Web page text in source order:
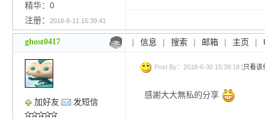
精华：0
注册：
2018-6-11 15:39:41
ghost0417 | 信息 | 搜索 | 邮箱 | 主页 |
加好友 发短信
Post By：2018-6-30 15:39:18 [只看该
感謝大大無私的分享